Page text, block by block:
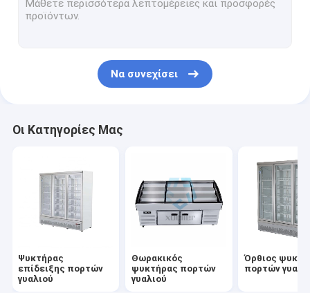
Γραφείο επίδειξης κέικ
Ψυκτήρας νησιών υπεραγορών
Να συνεχίσει
Οι Κατηγορίες Μας
Ψυκτήρας
επίδειξης πορτών
γυαλιού
Θωρακικός
ψυκτήρας πορτών
γυαλιού
Όρθιος
πορτών